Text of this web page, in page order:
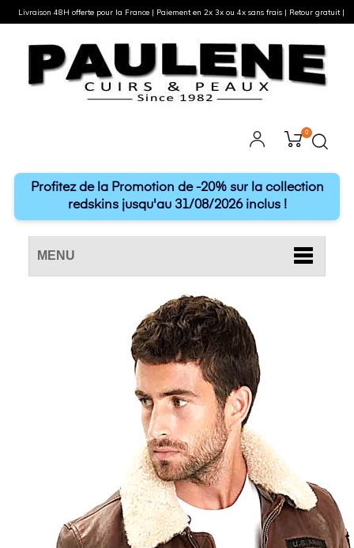
0
Profitez de la Promotion de -20% sur la collection
redskins jusqu'au 31/08/2026 inclus !
MENU
Livraison 48H offerte pour la France | Paiement en 2x 3x ou 4x sans frais | Retour gratuit |